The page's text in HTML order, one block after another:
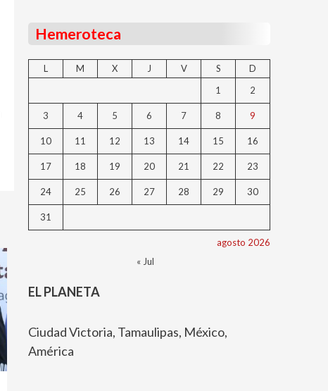
Hemeroteca
agosto 2026
L M X J V S
D
1
2
3 4 5 6 7 8 9
10 11 12 13 14 15 16
17 18 19 20 21 22 23
24 25 26 27 28 29 30
31
« Jul
EL PLANETA
Ciudad Victoria, Tamaulipas, México,
América